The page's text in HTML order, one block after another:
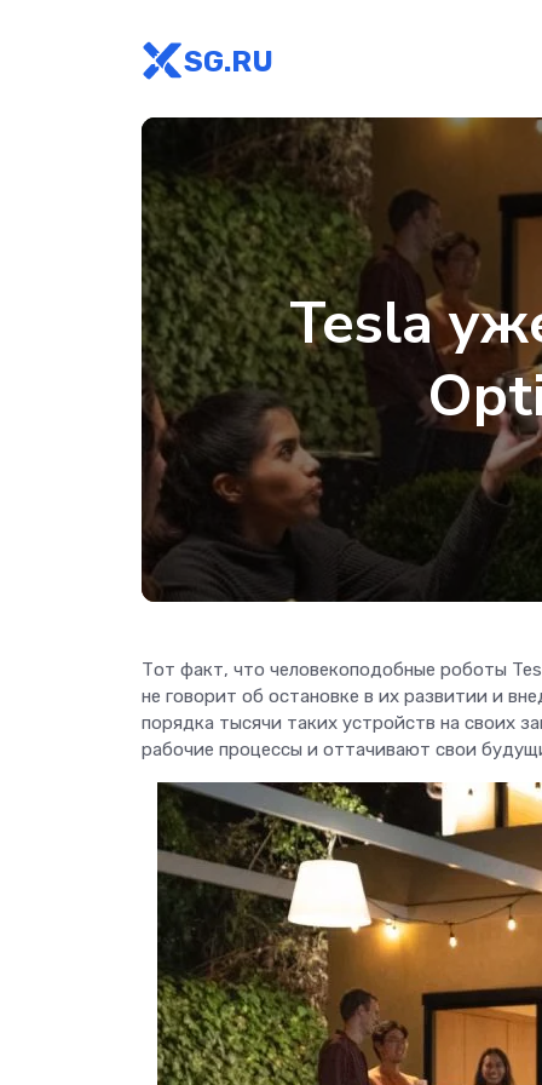
SG.RU
Tesla
Тот факт, что человекоподобные роботы
не говорит об остановке в их развитии и
порядка тысячи таких устройств на своих
рабочие процессы и оттачивают свои